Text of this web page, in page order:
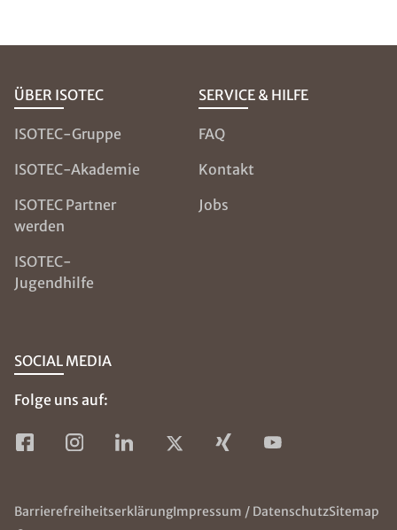
ÜBER ISOTEC
ISOTEC-Gruppe
ISOTEC-Akademie
ISOTEC Partner
werden
ISOTEC-
Jugendhilfe
SERVICE & HILFE
FAQ
Kontakt
Jobs
SOCIAL MEDIA
Folge uns auf:
BarrierefreiheitserklärungImpressum / DatenschutzSitemap